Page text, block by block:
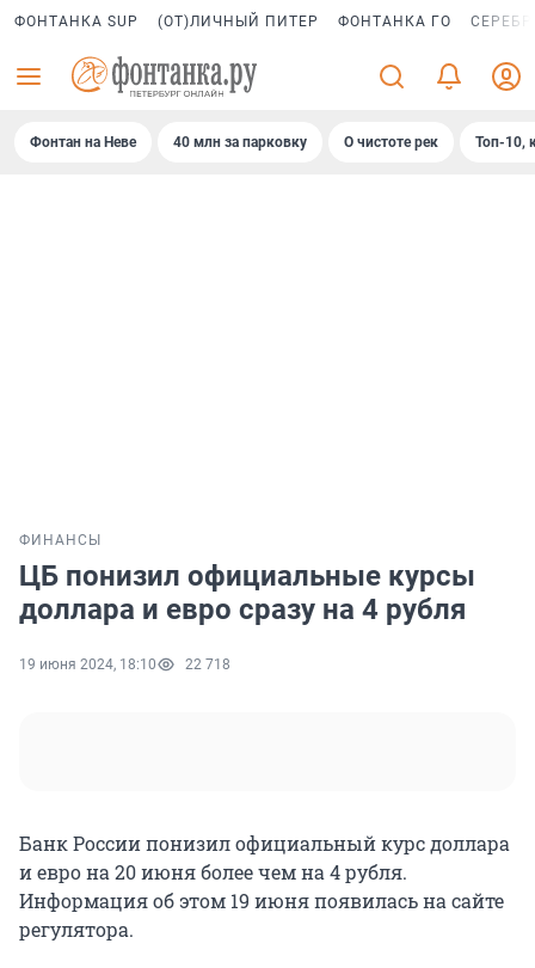
ФОНТАНКА SUP (ОТ)ЛИЧНЫЙ ПИТЕР ФОНТАНКА ГО
Фонтан на Неве 40 млн за парковку О чистоте рек Топ-10,
ФИНАНСЫ
ЦБ понизил официальные курсы
доллара и евро сразу на 4 рубля
19 июня 2024, 18:10 22 718
Банк России понизил официальный курс доллара
и евро на 20 июня более чем на 4 рубля.
Информация об этом 19 июня появилась на сайте
регулятора.